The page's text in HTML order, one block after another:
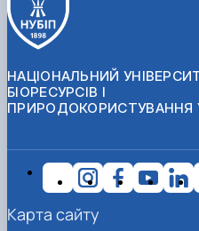
НАЦІОНАЛЬНИЙ
БІОРЕСУРСІВ І
ПРИРОДОКОРИСТУВАННЯ
Карта сайту